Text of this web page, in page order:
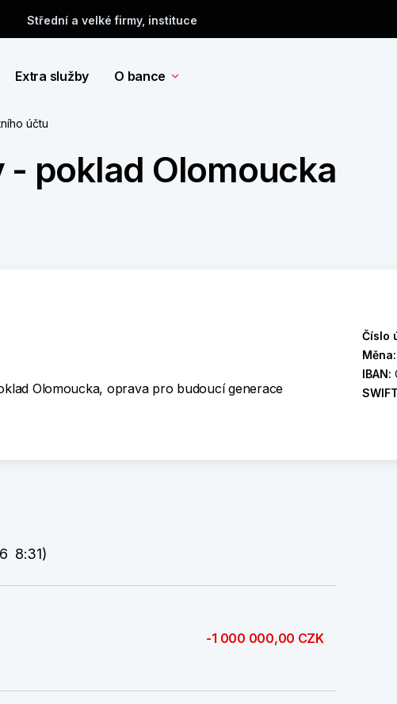
Střední a velké firmy, instituce
Extra služby O bance
účtu
- poklad Olomoucka
Olomoucka, oprava pro budoucí generace
Číslo
IBAN:
8:31)
-1 000 000,00 CZK